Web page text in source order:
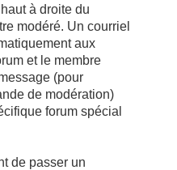
à droite du
modéré. Un courriel
aux
et le membre
(pour
de modération)
forum spécial
de passer un